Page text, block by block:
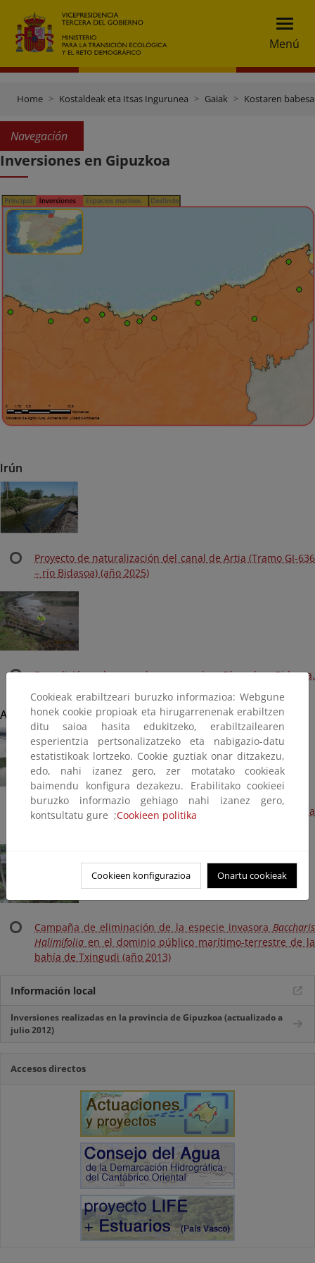
Menú
Home Kostaldeak eta Itsas Ingurunea Gaiak Kostaren babesa
Navegación
Inversiones en Gipuzkoa
Irún
Proyecto de naturalización del canal de Artia (Tramo GI-636
– río Bidasoa) (año 2025)
Demolición de escalera en la Ría de Bidasoa.
Actuaciones destacables más antiguas
Retirada de restos del antiguo cierre fronterizo en la ría
del Bidasoa (año 2013)
Campaña de eliminación de la especie invasora Baccharis
Halimifolia en el dominio público marítimo-terrestre de la
bahía de Txingudi (año 2013)
Información local
Inversiones realizadas en la provincia de Gipuzkoa (actualizado a
julio 2012)
Accesos directos
Cookieak erabiltzeari buruzko informazioa: Webgune
honek cookie propioak eta hirugarrenenak erabiltzen
ditu saioa hasita edukitzeko, erabiltzailearen
esperientzia pertsonalizatzeko eta nabigazio-datu
estatistikoak lortzeko. Cookie guztiak onar ditzakezu,
edo, nahi izanez gero, zer motatako cookieak
baimendu konfigura dezakezu. Erabilitako cookieei
buruzko informazio gehiago nahi izanez gero,
kontsultatu gure ;Cookieen politika
Cookieen konfigurazioa Onartu cookieak